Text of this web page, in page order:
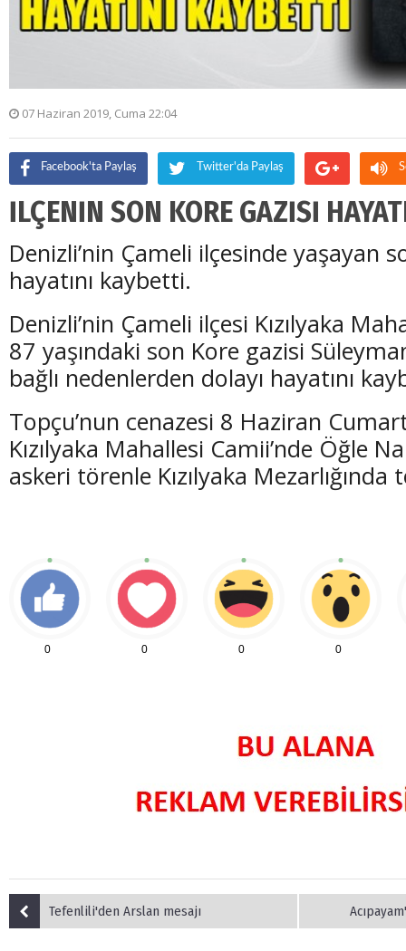
07 Haziran 2019, Cuma 22:04
Facebook'ta Paylaş Twitter'da Paylaş
İLÇENİN SON KORE GAZİSİ
Denizli’nin Çameli ilçesinde yaşayan
hayatını kaybetti.
Denizli’nin Çameli ilçesi Kızılyaka
87 yaşındaki son Kore gazisi
bağlı nedenlerden dolayı hayatını
Topçu’nun cenazesi 8 Haziran
Kızılyaka Mahallesi Camii’nde Öğle
askeri törenle Kızılyaka
0 0 0 0
Tefenlili'den Arslan mesajı
Balık Burcunun 09.08.2026 Günlük Yorumu
(21 Mart - 20
Koç